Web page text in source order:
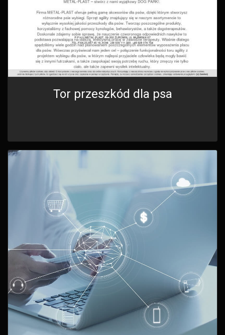
Tor przeszkód dla psa